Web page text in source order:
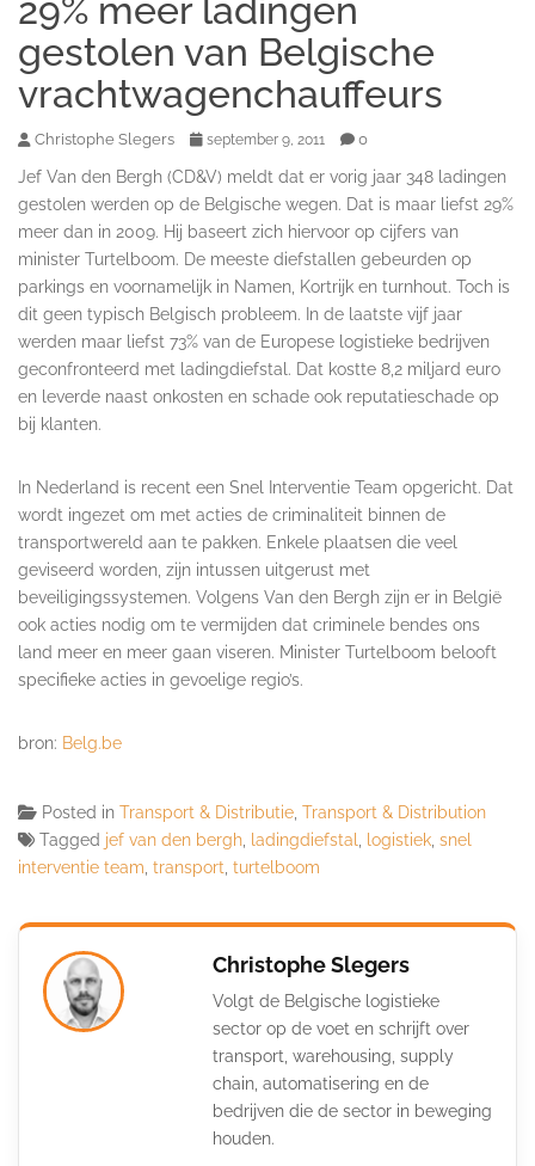
29% meer ladingen
gestolen van Belgische
vrachtwagenchauffeurs
Christophe Slegers september 9, 2011 0
Jef Van den Bergh (CD&V) meldt dat er vorig jaar 348 ladingen
gestolen werden op de Belgische wegen. Dat is maar liefst 29%
meer dan in 2009. Hij baseert zich hiervoor op cijfers van
minister Turtelboom. De meeste diefstallen gebeurden op
parkings en voornamelijk in Namen, Kortrijk en turnhout. Toch is
dit geen typisch Belgisch probleem. In de laatste vijf jaar
werden maar liefst 73% van de Europese logistieke bedrijven
geconfronteerd met ladingdiefstal. Dat kostte 8,2 miljard euro
en leverde naast onkosten en schade ook reputatieschade op
bij klanten.
In Nederland is recent een Snel Interventie Team opgericht. Dat
wordt ingezet om met acties de criminaliteit binnen de
transportwereld aan te pakken. Enkele plaatsen die veel
geviseerd worden, zijn intussen uitgerust met
beveiligingssystemen. Volgens Van den Bergh zijn er in België
ook acties nodig om te vermijden dat criminele bendes ons
land meer en meer gaan viseren. Minister Turtelboom belooft
specifieke acties in gevoelige regio’s.
bron: Belg.be
Posted in Transport & Distributie Transport & Distribution
Tagged jef van den bergh ladingdiefstal logistiek snel
interventie team transport turtelboom
Christophe Slegers
Volgt de Belgische logistieke
sector op de voet en schrijft over
transport, warehousing, supply
chain, automatisering en de
bedrijven die de sector in beweging
houden.